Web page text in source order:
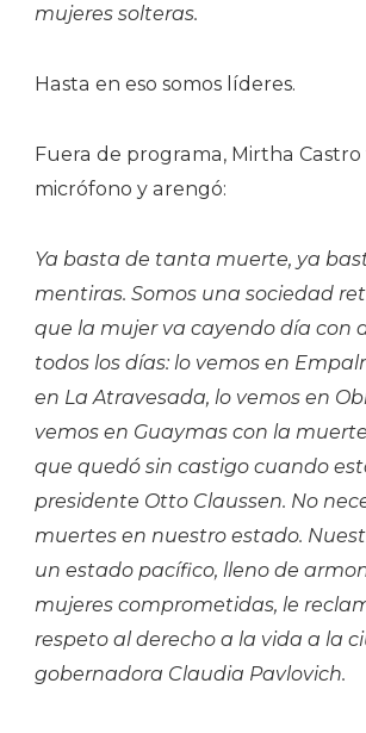
mujeres solteras.
Hasta en eso somos líderes.
Fuera de programa, Mirtha Castro
micrófono y arengó:
Ya basta de tanta muerte, ya
mentiras. Somos una sociedad
que la mujer va cayendo día con
todos los días: lo vemos en
en La Atravesada, lo vemos en
vemos en Guaymas con la
que quedó sin castigo cuando
presidente Otto Claussen. No
muertes en nuestro estado.
un estado pacífico, lleno de
mujeres comprometidas, le
respeto al derecho a la vida a la
gobernadora Claudia Pavlovich.